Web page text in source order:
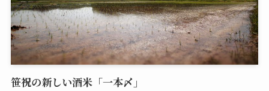
笹祝の新しい酒米「一本〆」